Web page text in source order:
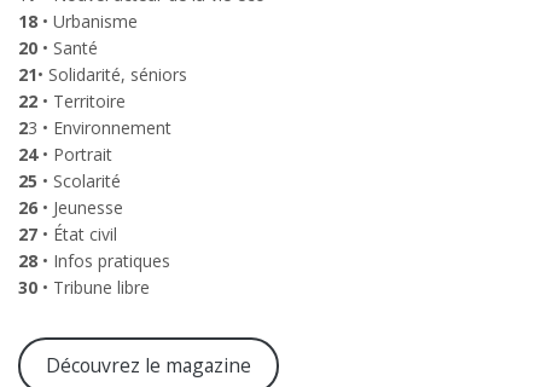
18 • Urbanisme
20 • Santé
21• Solidarité, séniors
22 • Territoire
23 • Environnement
24• Portrait
25 • Scolarité
26 • Jeunesse
27 • État civil
28 • Infos pratiques
30 • Tribune libre
Découvrez le magazine